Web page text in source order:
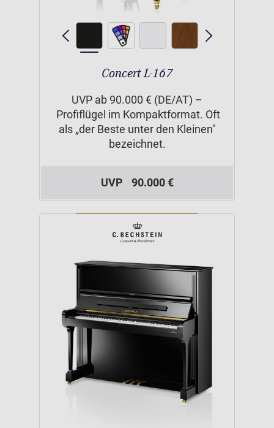
Concert L-167
UVP ab 90.000 € (DE/AT) –
Profiflügel im Kompaktformat. Oft
als „der Beste unter den Kleinen"
bezeichnet.
UVP 90.000 €